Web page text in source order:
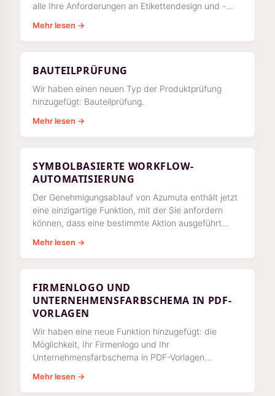
alle Ihre Anforderungen an Etikettendesign und -
Mehr lesen →
BAUTEILPRÜFUNG
Wir haben einen neuen Typ der Produktprüfung
hinzugefügt: Bauteilprüfung.
Mehr lesen →
SYMBOLBASIERTE WORKFLOW-
AUTOMATISIERUNG
Der Genehmigungsablauf von Azumuta enthält jetzt
eine einzigartige Funktion, mit der Sie anfordern
können, dass eine bestimmte Aktion ausgeführt
Mehr lesen →
FIRMENLOGO UND
UNTERNEHMENSFARBSCHEMA IN PDF-
VORLAGEN
Wir haben eine neue Funktion hinzugefügt: die
Möglichkeit, Ihr Firmenlogo und Ihr
Unternehmensfarbschema in PDF-Vorlagen
einer Azumuta-Arbeit verwendet.
Mehr lesen →